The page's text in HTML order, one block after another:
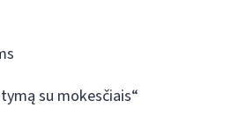
su mokesčiais“